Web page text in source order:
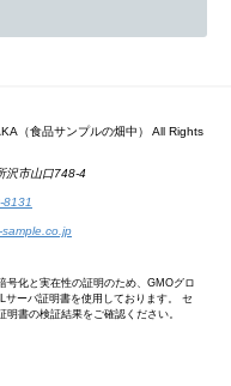
（食品サンプルの畑中） All Rights
沢市山口748-4
8131
号化と実在性の証明のため、GMOグロ
サーバ証明書を使用しております。 セ
明書の検証結果をご確認ください。